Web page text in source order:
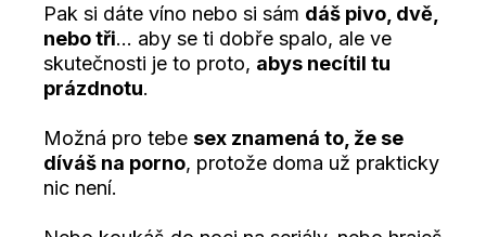
Pak si dáte víno nebo si sám dáš pivo, dvě,
nebo tři… aby se ti dobře spalo, ale ve
skutečnosti je to proto, abys necítil tu
prázdnotu.
Možná pro tebe sex znamená to, že se
díváš na porno, protože doma už prakticky
nic není.